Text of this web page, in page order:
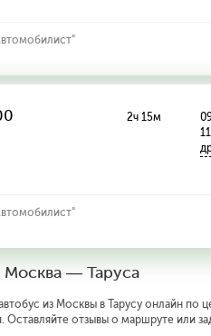
2ч 15м
Москва — Таруса
из Москвы в Тарусу онлайн по
Оставляйте отзывы о маршруте или